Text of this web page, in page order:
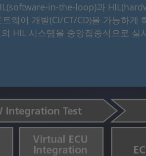
in-the-loop)과
웨어 개발(CI/CT/CD)을 가능하게
HIL 시스템을 중앙집중식으로